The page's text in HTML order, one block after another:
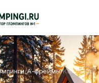
/А-фреймы/Калмыкия